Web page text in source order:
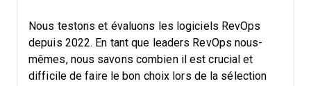
Nous testons et évaluons les logiciels RevOps
depuis 2022. En tant que leaders RevOps nous-
mêmes, nous savons combien il est crucial et
difficile de faire le bon choix lors de la sélection